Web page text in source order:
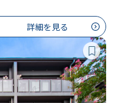
詳細を見る